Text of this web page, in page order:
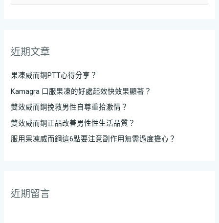
近期文章
果凍威而鋼PTT心得分享？
Kamagra 口服果凍的好處起效快效果顯著？
雙效威而鋼挽救男性自尊重拾激情？
雙效威而鋼正品改善男性性生活品質？
服用果凍威而鋼這6點要注意副作用無需過度擔心？
近期留言